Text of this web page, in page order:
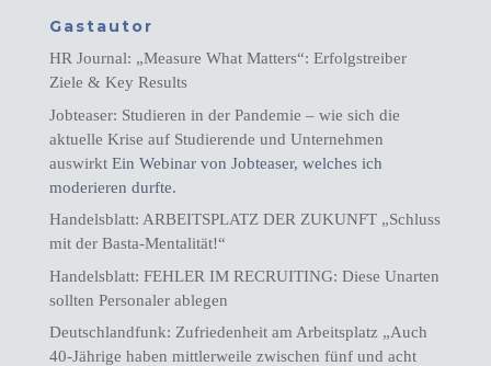
Gastautor
HR Journal: „Measure What Matters“: Erfolgstreiber
Ziele & Key Results
Jobteaser: Studieren in der Pandemie – wie sich die
aktuelle Krise auf Studierende und Unternehmen
auswirktEin Webinar von Jobteaser, welches ich
moderieren durfte.
Handelsblatt: ARBEITSPLATZ DER ZUKUNFT „Schluss
mit der Basta-Mentalität!“
Handelsblatt: FEHLER IM RECRUITING: Diese Unarten
sollten Personaler ablegen
Deutschlandfunk: Zufriedenheit am Arbeitsplatz „Auch
40-Jährige haben mittlerweile zwischen fünf und acht